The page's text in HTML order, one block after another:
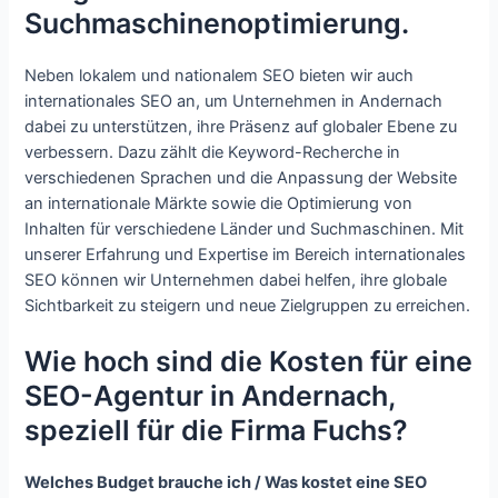
Suchmaschinenoptimierung.
Neben lokalem und nationalem SEO bieten wir auch
internationales SEO an, um Unternehmen in Andernach
dabei zu unterstützen, ihre Präsenz auf globaler Ebene zu
verbessern. Dazu zählt die Keyword-Recherche in
verschiedenen Sprachen und die Anpassung der Website
an internationale Märkte sowie die Optimierung von
Inhalten für verschiedene Länder und Suchmaschinen. Mit
unserer Erfahrung und Expertise im Bereich internationales
SEO können wir Unternehmen dabei helfen, ihre globale
Sichtbarkeit zu steigern und neue Zielgruppen zu erreichen.
Wie hoch sind die Kosten für eine
SEO-Agentur in Andernach,
speziell für die Firma Fuchs?
Welches Budget brauche ich / Was kostet eine SEO